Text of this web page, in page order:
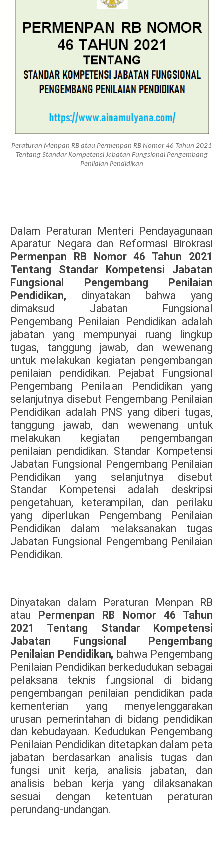
Peraturan Menpan RB atau Permenpan RB Nomor 46 Tahun 2021
Tentang Standar Kompetensi Jabatan Fungsional Pengembang
Penilaian Pendidikan
Dalam Peraturan Menteri Pendayagunaan
Aparatur Negara dan Reformasi Birokrasi
Permenpan RB Nomor 46 Tahun 2021
Tentang Standar Kompetensi Jabatan
Fungsional Pengembang Penilaian
Pendidikan, dinyatakan bahwa yang
dimaksud Jabatan Fungsional
Pengembang Penilaian Pendidikan adalah
jabatan yang mempunyai ruang lingkup
tugas, tanggung jawab, dan wewenang
untuk melakukan kegiatan pengembangan
penilaian pendidikan. Pejabat Fungsional
Pengembang Penilaian Pendidikan yang
selanjutnya disebut Pengembang Penilaian
Pendidikan adalah PNS yang diberi tugas,
tanggung jawab, dan wewenang untuk
melakukan kegiatan pengembangan
penilaian pendidikan. Standar Kompetensi
Jabatan Fungsional Pengembang Penilaian
Pendidikan yang selanjutnya disebut
Standar Kompetensi adalah deskripsi
pengetahuan, keterampilan, dan perilaku
yang diperlukan Pengembang Penilaian
Pendidikan dalam melaksanakan tugas
Jabatan Fungsional Pengembang Penilaian
Pendidikan.
Dinyatakan dalam Peraturan Menpan RB
atau Permenpan RB Nomor 46 Tahun
2021 Tentang Standar Kompetensi
Jabatan Fungsional Pengembang
Penilaian Pendidikan, bahwa Pengembang
Penilaian Pendidikan berkedudukan sebagai
pelaksana teknis fungsional di bidang
pengembangan penilaian pendidikan pada
kementerian yang menyelenggarakan
urusan pemerintahan di bidang pendidikan
dan kebudayaan. Kedudukan Pengembang
Penilaian Pendidikan ditetapkan dalam peta
jabatan berdasarkan analisis tugas dan
fungsi unit kerja, analisis jabatan, dan
analisis beban kerja yang dilaksanakan
sesuai dengan ketentuan peraturan
perundang-undangan.